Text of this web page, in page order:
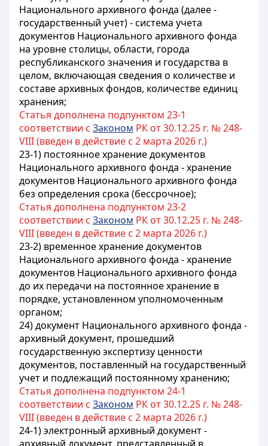
Национального архивного фонда (далее -
государственный учет) - система учета
документов Национального архивного фонда
на уровне столицы, области, города
республиканского значения и государства в
целом, включающая сведения о количестве и
составе архивных фондов, количестве единиц
хранения;
Статья дополнена подпунктом 23-1
соответствии с Законом РК от 30.12.25 г. № 248-
VIII (введен в действие с 2 марта 2026 г.)
23-1) постоянное хранение документов
Национального архивного фонда - хранение
документов Национального архивного фонда
без определения срока (бессрочное);
Статья дополнена подпунктом 23-2
соответствии с Законом РК от 30.12.25 г. № 248-
VIII (введен в действие с 2 марта 2026 г.)
23-2) временное хранение документов
Национального архивного фонда - хранение
документов Национального архивного фонда
до их передачи на постоянное хранение в
порядке, установленном уполномоченным
органом;
24) документ Национального архивного фонда -
архивный документ, прошедший
государственную экспертизу ценности
документов, поставленный на государственный
учет и подлежащий постоянному хранению;
Статья дополнена подпунктом 24-1
соответствии с Законом РК от 30.12.25 г. № 248-
VIII (введен в действие с 2 марта 2026 г.)
24-1) электронный архивный документ -